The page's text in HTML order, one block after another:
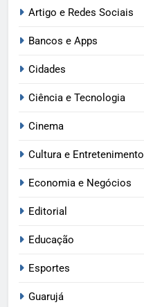
Artigo e Redes Sociais
Bancos e Apps
Cidades
Ciência e Tecnologia
Cinema
Cultura e Entretenimento
Economia e Negócios
Editorial
Educação
Esportes
Guarujá